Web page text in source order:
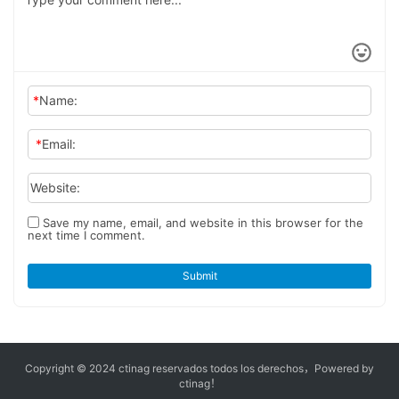
*Name:
*Email:
Website:
Save my name, email, and website in this browser for the
next time I comment.
Submit
Copyright © 2024 ctinag reservados todos los derechos， Powered by
ctinag！